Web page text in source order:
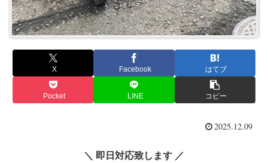
X Facebook はてブ
Pocket LINE コピー
2025.12.09
＼ 即日対応致します ／